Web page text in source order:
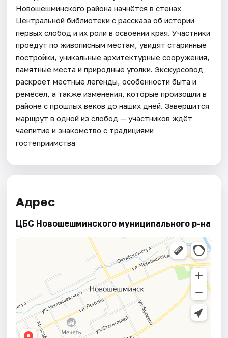
Новошешминского района начнётся в стенах
Центральной библиотеки с рассказа об истории
первых слобод и их роли в освоении края. Участники
проедут по живописным местам, увидят старинные
постройки, уникальные архитектурные сооружения,
памятные места и природные уголки. Экскурсовод
раскроет местные легенды, особенности быта и
ремёсел, а также изменения, которые произошли в
районе с прошлых веков до наших дней. Завершится
маршрут в одной из слобод — участников ждёт
чаепитие и знакомство с традициями
гостеприимства
Адрес
ЦБС Новошешминского муниципального р-на